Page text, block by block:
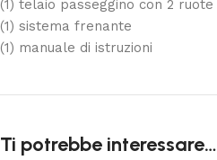
(1) telaio passeggino con 2
(1) sistema frenante
(1) manuale di istruzioni
Ti potrebbe interessare…